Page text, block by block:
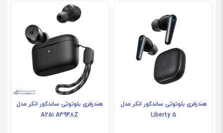
هندزفری بلوتوثی ساندکور انکر مدل
Liberty 5
هندزفری بلوتوثی ساندکور انکر مدل
A25i A3948Z